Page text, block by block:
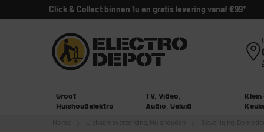
Click & Collect binnen 1u en gratis levering vanaf €99*
Groot
Huishoudelektro
TV, Video,
Audio, Geluid